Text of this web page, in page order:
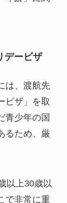
デービザ
は、渡航先
ビザ」を取
青少年の国
るため、厳
以上30歳以
で非常に重